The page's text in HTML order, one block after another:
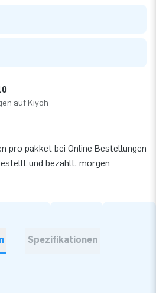
auf Kiyoh
pro pakket bei Online Bestellungen
und bezahlt, morgen
Spezifikationen